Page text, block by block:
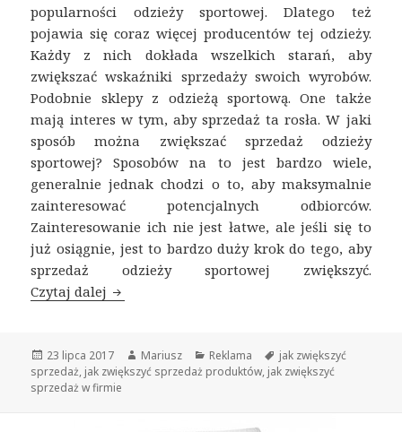
popularności odzieży sportowej. Dlatego też
pojawia się coraz więcej producentów tej odzieży.
Każdy z nich dokłada wszelkich starań, aby
zwiększać wskaźniki sprzedaży swoich wyrobów.
Podobnie sklepy z odzieżą sportową. One także
mają interes w tym, aby sprzedaż ta rosła. W jaki
sposób można zwiększać sprzedaż odzieży
sportowej? Sposobów na to jest bardzo wiele,
generalnie jednak chodzi o to, aby maksymalnie
zainteresować potencjalnych odbiorców.
Zainteresowanie ich nie jest łatwe, ale jeśli się to
już osiągnie, jest to bardzo duży krok do tego, aby
sprzedaż odzieży sportowej zwiększyć.
Czytaj dalej Jak zwiększyć sprzedaż odzieży sportowej
Opublikowano
23 lipca 2017 Autor
Mariusz Kategorie
Reklama Tagi
jak zwiększyć
sprzedaż, jak zwiększyć sprzedaż produktów, jak zwiększyć
sprzedaż w firmie